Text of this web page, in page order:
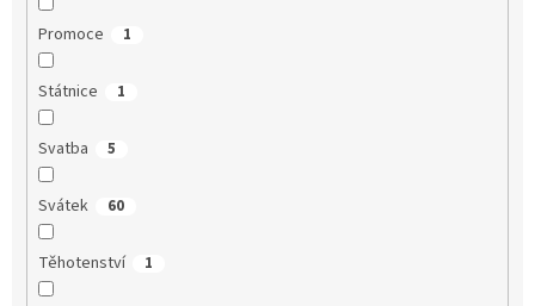
Promoce 1
Státnice 1
Svatba 5
Svátek 60
Těhotenství 1